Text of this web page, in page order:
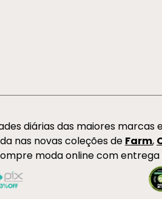
diárias das maiores
nas novas coleções de Farm,
moda online com